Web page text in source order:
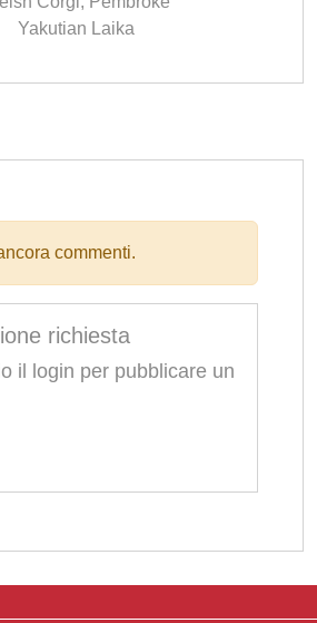
Yakutian Laika
commenti.
richiesta
il login per pubblicare un